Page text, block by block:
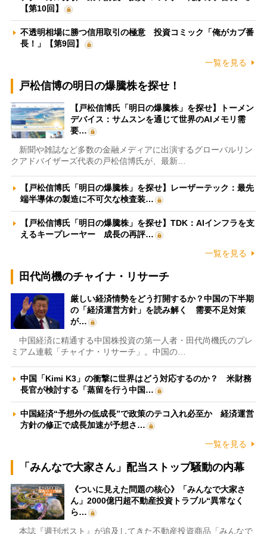
【第10回】
不透明相場に勝つ信用取引の極意 投資コミック「俺がカブ番
長！」【第9回】
一覧を見る
戸松信博の明日の爆騰株を探せ！
【戸松信博氏「明日の爆騰株」を探せ】トーメン
デバイス：サムスンを通じて世界のAIメモリ需
要…
新聞や雑誌など多数の金融メディアに出演するグローバルリン
クアドバイザーズ代表の戸松信博氏が、最新…
【戸松信博氏「明日の爆騰株」を探せ】レーザーテック：最先
端半導体の製造に不可欠な検査装…
【戸松信博氏「明日の爆騰株」を探せ】TDK：AIインフラを支
えるキープレーヤー 成長の再評…
一覧を見る
田代尚機のチャイナ・リサーチ
厳しい経済情勢をどう打開するか？中国の下半期
の「経済運営方針」を読み解く 需要不足対策
が…
中国経済に精通する中国株投資の第一人者・田代尚機氏のプレ
ミアム連載「チャイナ・リサーチ」。中国の…
中国「Kimi K3」の衝撃に世界はどう対応するのか？ 米財務
長官が検討する「蒸留を行う中国…
中国経済“予想外の低成長”で政策のテコ入れ必至か 経済運営
方針の修正で成長加速が予想さ…
一覧を見る
「みんなで大家さん」配当ストップ騒動の内幕
《ついに見えた問題の核心》「みんなで大家さ
ん」2000億円超不動産投資トラブル“異常なく
ら…
本誌『週刊ポスト』が追及してきた不動産投資商品「みんなで